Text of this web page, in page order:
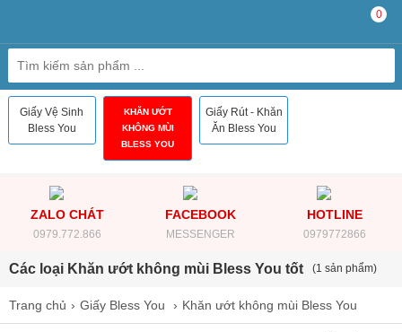
0
Giấy Vệ Sinh
Bless You
KHĂN ƯỚT
KHÔNG MÙI
BLESS YOU
Giấy Rút - Khăn
Ăn Bless You
ZALO CHÁT
0979.772.866
FACEBOOK
MESSENGER
HOTLINE
0979772866
Các loại Khăn ướt không mùi Bless You tốt (1 sản phẩm)
Trang chủ Giấy Bless You Khăn ướt không mùi Bless You